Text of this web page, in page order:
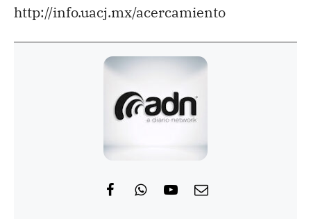
http://info.uacj.mx/acercamiento